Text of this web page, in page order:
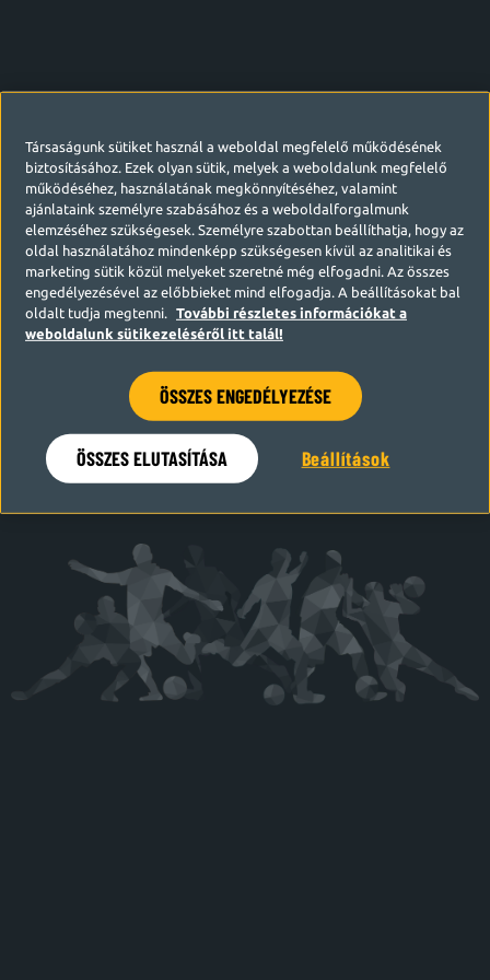
Hamarosan visszatérünk
Társaságunk sütiket használ a weboldal megfelelő működésének
biztosításához. Ezek olyan sütik, melyek a weboldalunk megfelelő
működéséhez, használatának megkönnyítéséhez, valamint
ajánlataink személyre szabásához és a weboldalforgalmunk
elemzéséhez szükségesek. Személyre szabottan beállíthatja, hogy az
oldal használatához mindenképp szükségesen kívül az analitikai és
marketing sütik közül melyeket szeretné még elfogadni. Az összes
engedélyezésével az előbbieket mind elfogadja. A beállításokat bal
oldalt tudja megtenni.
További részletes információkat a
weboldalunk sütikezeléséről itt talál!
ÖSSZES ENGEDÉLYEZÉSE
ÖSSZES ELUTASÍTÁSA Beállítások